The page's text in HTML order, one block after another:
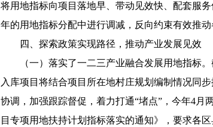
将用地指标向项目落地早、带动见效快、配套服
年的用地指标分配中进行调减，反向约束有效推动
四、探索政策实现路径，推动产业发展见效
（一）落实了一二三产业融合发展用地指标。
入库项目将结合项目所在地村庄规划编制情况同
协调，加强跟踪督促，着力打通“堵点”，今年4月
目专项用地扶持计划指标落实的通知》，要求各区